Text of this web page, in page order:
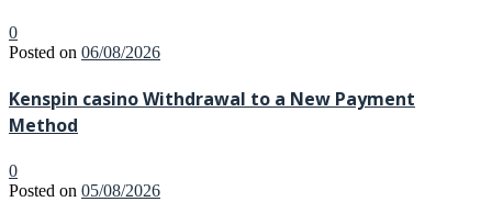
0
Posted on 06/08/2026
Kenspin casino Withdrawal to a New Payment
Method
0
Posted on 05/08/2026